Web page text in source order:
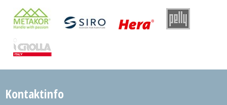
Kontaktinfo